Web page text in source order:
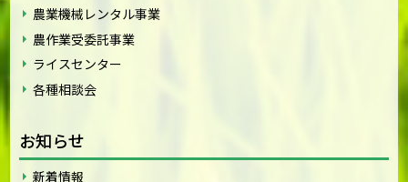
農業機械レンタル事業
農作業受委託事業
ライスセンター
各種相談会
お知らせ
新着情報